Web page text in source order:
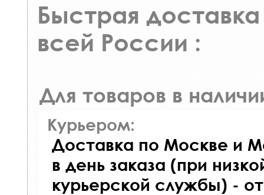
Быстрая доставка
всей России :
Для товаров в
Курьером:
Доставка по Москве и
в день заказа (при
курьерской службы) -